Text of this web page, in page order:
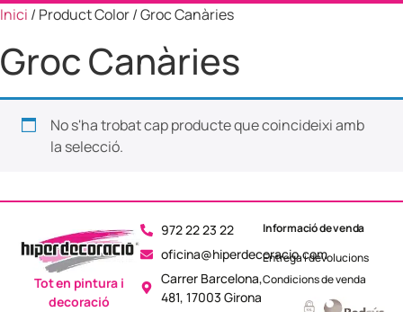
Inici / Product Color / Groc Canàries
Groc Canàries
No s'ha trobat cap producte que coincideixi amb
la selecció.
972 22 23 22
oficina@hiperdecoracio.com
Carrer Barcelona,
481, 17003 Girona
Tot en pintura i
decoració
Informació de venda
Entrega i devolucions
Condicions de venda